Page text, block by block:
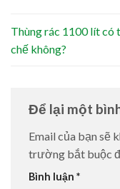
Thùng rác 1100 lít có
chế không?
Để lại một
Email của bạn sẽ
trường bắt buộc
Bình luận *